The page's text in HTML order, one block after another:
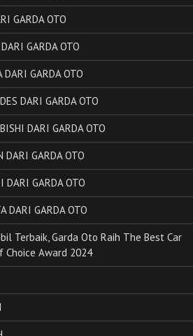
GARDA OTO
GARDA OTO
DARI GARDA OTO
DARI GARDA OTO
DARI GARDA OTO
DARI GARDA OTO
DARI GARDA OTO
DARI GARDA OTO
Terbaik, Garda Oto Raih The Best Car
Choice Award 2024